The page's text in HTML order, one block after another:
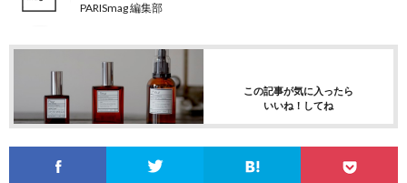
PARISmag 編集部
この記事が気に入ったら
いいね！してね